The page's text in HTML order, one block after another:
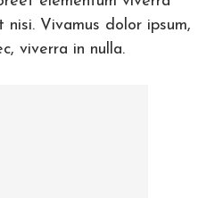
Vivamus dolor ipsum,
viverra in nulla.